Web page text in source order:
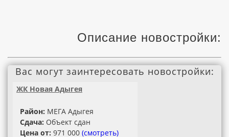
Описание новостройки:
Вас могут заинтересовать новостройки:
ЖК Новая Адыгея
Район: МЕГА Адыгея
Сдача: Объект сдан
Цена от: 971 000 (смотреть)